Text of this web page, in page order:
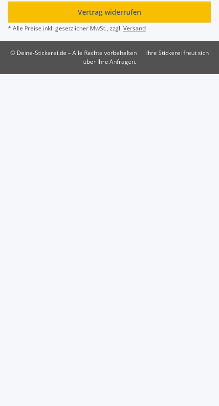
Vertrag widerrufen
* Alle Preise inkl. gesetzlicher MwSt., zzgl.Versand
© Deine-Stickerei.de – Alle Rechte vorbehalten
Ihre Stickerei freut sich
über Ihre Anfragen.